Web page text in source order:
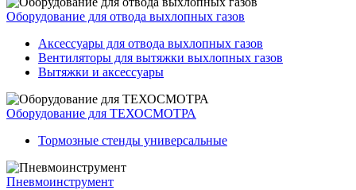
Оборудование для отвода выхлопных газов
Аксессуары для отвода выхлопных газов
Вентиляторы для вытяжки выхлопных газов
Вытяжки и аксессуары
Оборудование для ТЕХОСМОТРА
Тормозные стенды универсальные
Пневмоинструмент